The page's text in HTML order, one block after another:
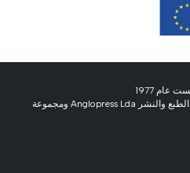
جميع المحتويات والتصميم هي حقوق الطبع والنشر Anglopress Lda ومجموعة